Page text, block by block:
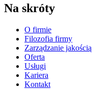
Na skróty
O firmie
Filozofia firmy
Zarządzanie jakością
Oferta
Usługi
Kariera
Kontakt